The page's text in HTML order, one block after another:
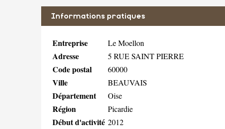
Informations pratiques
Entreprise Le Moellon
Adresse 5 RUE SAINT PIERRE
Code postal 60000
Ville BEAUVAIS
Département Oise
Région Picardie
Début d'activité 2012